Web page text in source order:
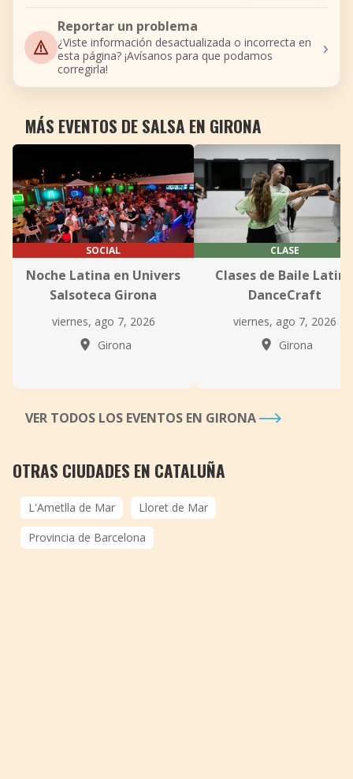
Reportar un problema
¿Viste información desactualizada o incorrecta en
esta página? ¡Avísanos para que podamos
corregirla!
›
MÁS EVENTOS DE SALSA EN GIRONA
SOCIAL
Noche Latina en Univers
Salsoteca Girona
viernes, ago 7, 2026
Girona
CLASE
Clases de Baile Latino
DanceCraft
viernes, ago 7, 2026
Girona
VER TODOS LOS EVENTOS EN GIRONA
OTRAS CIUDADES EN CATALUÑA
L'Ametlla de Mar
Lloret de Mar
Provincia de Barcelona